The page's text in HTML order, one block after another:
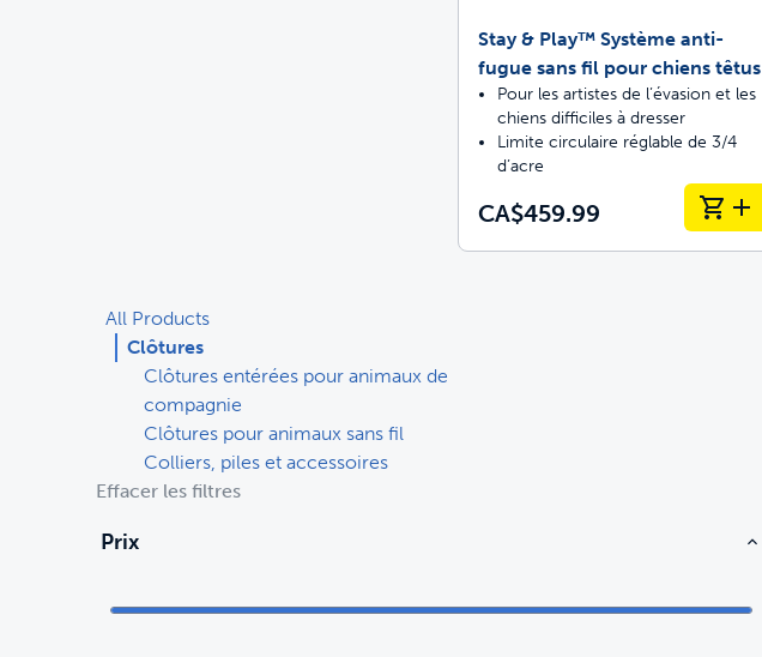
Stay & Play™ Système anti-
fugue sans fil pour chiens têtus
Pour les artistes de l’évasion et les
chiens difficiles à dresser
Limite circulaire réglable de 3/4
d’acre
CA$459.99
All Products
Clôtures
Clôtures entérées pour animaux de
compagnie
Clôtures pour animaux sans fil
Colliers, piles et accessoires
Effacer les filtres
Prix